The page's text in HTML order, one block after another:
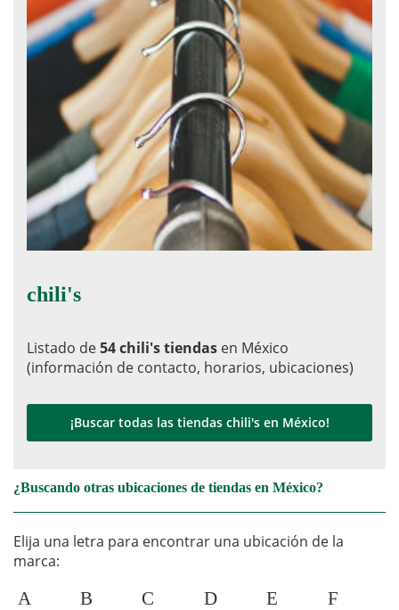
chili's
Listado de54 chili's tiendas en México
(información de contacto, horarios, ubicaciones)
¡Buscar todas las tiendas chili's en México!
¿Buscando otras ubicaciones de tiendas en México?
Elija una letra para encontrar una ubicación de la
marca:
A B C D E
F